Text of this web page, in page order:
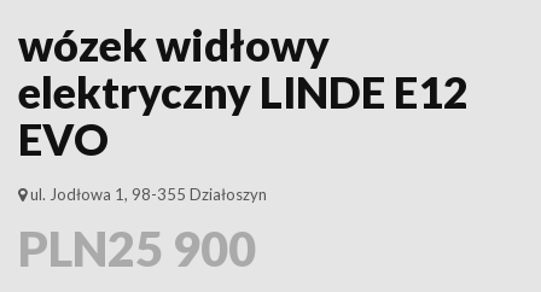
wózek widłowy
elektryczny LINDE E12
EVO
ul. Jodłowa 1, 98-355 Działoszyn
PLN25 900